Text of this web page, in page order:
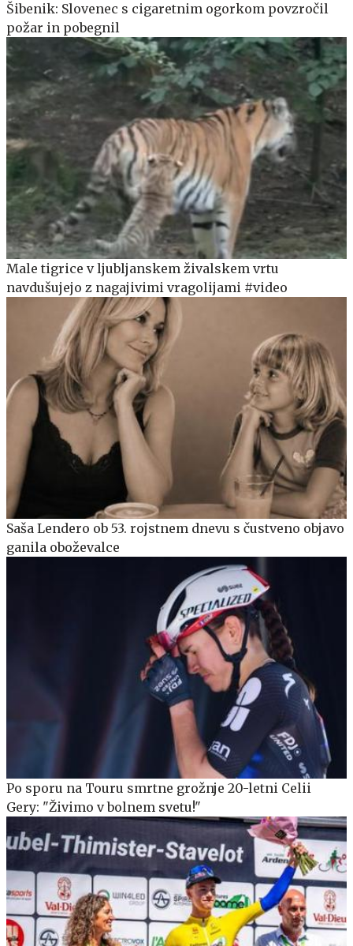
Šibenik: Slovenec s cigaretnim ogorkom povzročil
požar in pobegnil
Male tigrice v ljubljanskem živalskem vrtu
navdušujejo z nagajivimi vragolijami #video
Saša Lendero ob 53. rojstnem dnevu s čustveno objavo
ganila oboževalce
Po sporu na Touru smrtne grožnje 20-letni Celii
Gery: "Živimo v bolnem svetu!"